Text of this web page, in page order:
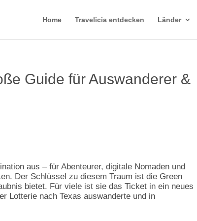
Home Travelicia entdecken Länder
Guide für Auswanderer &
aus – für Abenteurer, digitale Nomaden und
Der Schlüssel zu diesem Traum ist die Green
bietet. Für viele ist sie das Ticket in ein neues
Lotterie nach Texas auswanderte und in